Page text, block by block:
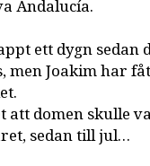
Andalucía.
ett dygn sedan
men Joakim har
att domen skulle
sedan till jul…